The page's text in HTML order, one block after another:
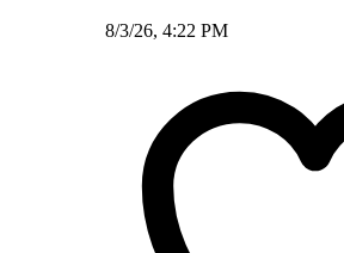
8/3/26, 4:22 PM